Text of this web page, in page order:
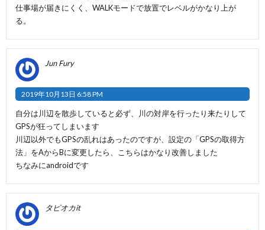
仕事場が届きにくく、WALKモードで放置でレベルがかなり上が
る。
Jun Fury
2019年10月13日 6:58 PM
自分は川辺を散歩していると必ず、川の対岸を行ったり来たりして
GPSが狂ってしまいます
川辺以外でもGPSの乱れはあったのですが、設定の「GPSの取得方
法」をAからBに変更したら、こちらはかなり改善しました
ちなみにandroidです
タピオカit